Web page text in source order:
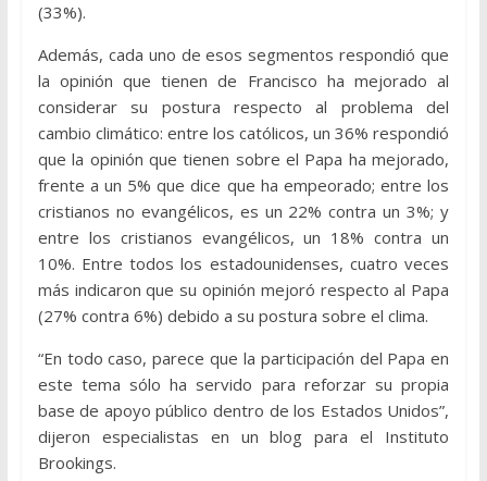
(33%).
Además, cada uno de esos segmentos respondió que
la opinión que tienen de Francisco ha mejorado al
considerar su postura respecto al problema del
cambio climático: entre los católicos, un 36% respondió
que la opinión que tienen sobre el Papa ha mejorado,
frente a un 5% que dice que ha empeorado; entre los
cristianos no evangélicos, es un 22% contra un 3%; y
entre los cristianos evangélicos, un 18% contra un
10%. Entre todos los estadounidenses, cuatro veces
más indicaron que su opinión mejoró respecto al Papa
(27% contra 6%) debido a su postura sobre el clima.
“En todo caso, parece que la participación del Papa en
este tema sólo ha servido para reforzar su propia
base de apoyo público dentro de los Estados Unidos”,
dijeron especialistas en un blog para el Instituto
Brookings.